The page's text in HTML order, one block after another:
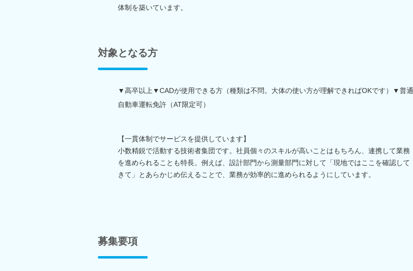
体制を築いています。
対象となる方
▼高卒以上▼CADが使用できる方（種類は不問。大体の使い方が理解できればOKです）▼普通
自動車運転免許（AT限定可）
【一貫体制でサービスを提供しています】
小数精鋭で活動する技術者集団です。社員個々のスキルが高いことはもちろん、連携して業務
を進められることも特長。例えば、設計部門から測量部門に対して「現地ではここを確認して
きて」とあらかじめ伝えることで、業務が効率的に進められるようにしています。
募集要項